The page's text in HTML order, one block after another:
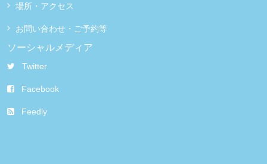
場所・アクセス
お問い合わせ・ご予約等
ソーシャルメディア
Twitter
Facebook
Feedly